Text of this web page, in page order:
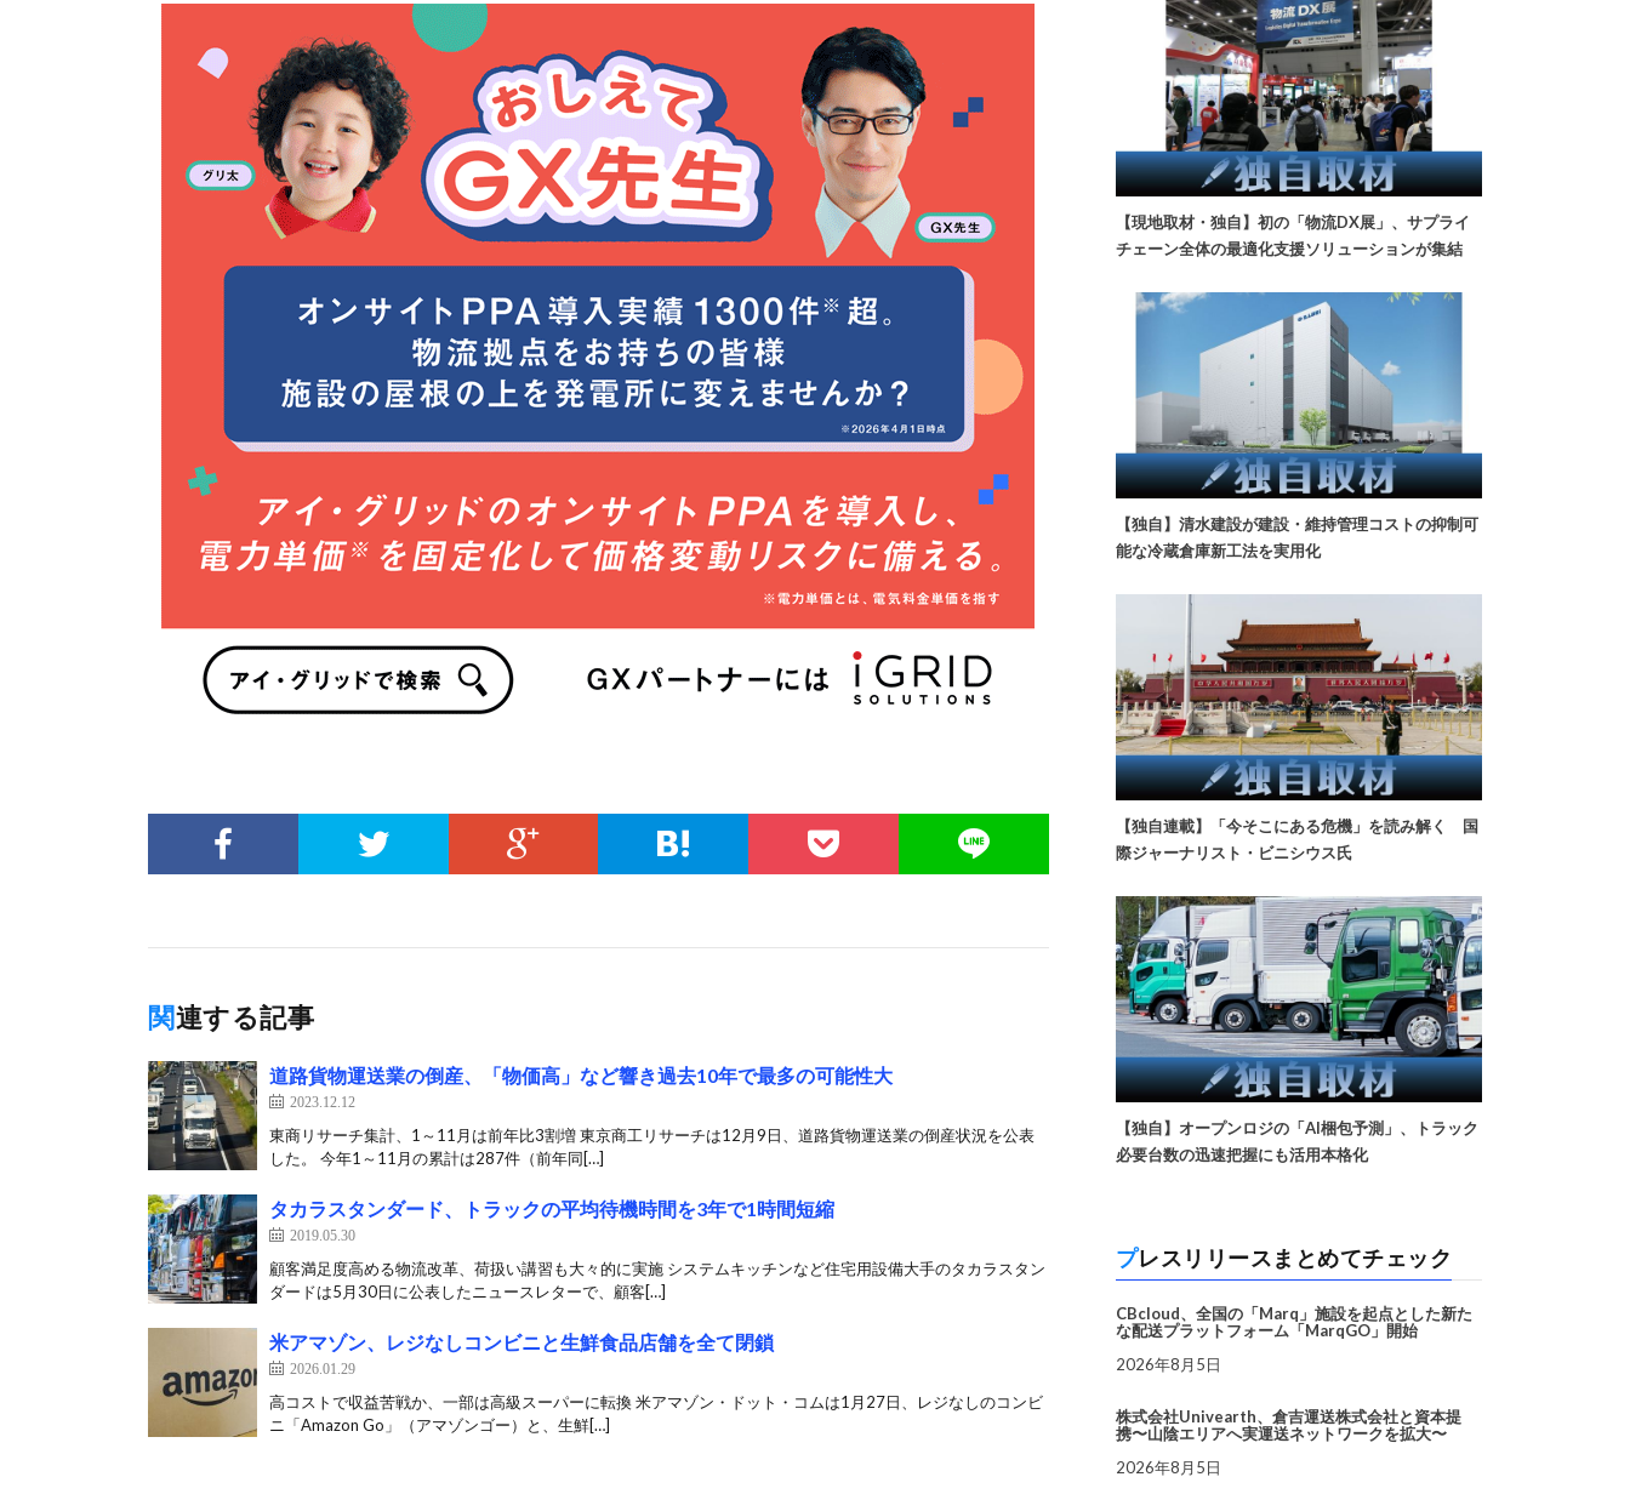
関連する記事
道路貨物運送業の倒産、「物価高」など響き過去10年で最多の可能性大
2023.12.12
東商リサーチ集計、1～11月は前年比3割増 東京商工リサーチは12月9日、道路貨物運送業の倒産状況を公表
した。 今年1～11月の累計は287件（前年同[…]
タカラスタンダード、トラックの平均待機時間を3年で1時間短縮
2019.05.30
顧客満足度高める物流改革、荷扱い講習も大々的に実施 システムキッチンなど住宅用設備大手のタカラスタン
ダードは5月30日に公表したニュースレターで、顧客[…]
米アマゾン、レジなしコンビニと生鮮食品店舗を全て閉鎖
2026.01.29
高コストで収益苦戦か、一部は高級スーパーに転換 米アマゾン・ドット・コムは1月27日、レジなしのコンビ
ニ「Amazon Go」（アマゾンゴー）と、生鮮[…]
【現地取材・独自】初の「物流DX展」、サプライ
チェーン全体の最適化支援ソリューションが集結
【独自】清水建設が建設・維持管理コストの抑制可
能な冷蔵倉庫新工法を実用化
【独自連載】「今そこにある危機」を読み解く 国
際ジャーナリスト・ビニシウス氏
【独自】オープンロジの「AI梱包予測」、トラック
必要台数の迅速把握にも活用本格化
プレスリリースまとめてチェック
CBcloud、全国の「Marq」施設を起点とした新た
な配送プラットフォーム「MarqGO」開始
2026年8月5日
株式会社Univearth、倉吉運送株式会社と資本提
携〜山陰エリアへ実運送ネットワークを拡大〜
2026年8月5日